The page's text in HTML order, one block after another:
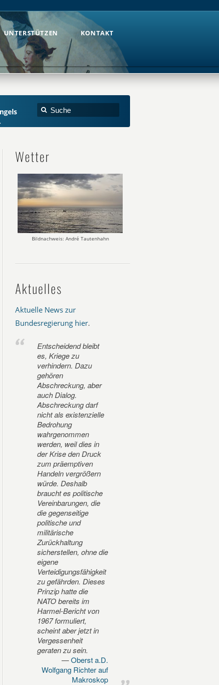
UNTERSTÜTZEN KONTAKT
Wetter
Bildnachweis: André Tautenhahn
Aktuelles
Aktuelle News zur
Bundesregierung hier.
Entscheidend bleibt
es, Kriege zu
verhindern. Dazu
gehören
Abschreckung, aber
auch Dialog.
Abschreckung darf
nicht als existenzielle
Bedrohung
wahrgenommen
werden, weil dies in
der Krise den Druck
zum präemptiven
Handeln vergrößern
würde. Deshalb
braucht es politische
Vereinbarungen, die
die gegenseitige
politische und
militärische
Zurückhaltung
sicherstellen, ohne die
eigene
Verteidigungsfähigkeit
zu gefährden. Dieses
Prinzip hatte die
NATO bereits im
Harmel-Bericht von
1967 formuliert,
scheint aber jetzt in
Vergessenheit
geraten zu sein.
Oberst a.D.
Wolfgang Richter auf
Makroskop
UNTERSTÜTZEN KONTAKT